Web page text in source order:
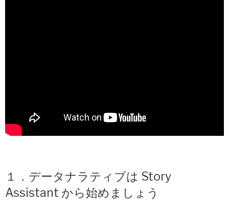
１．データナラティブは Story
Assistant から始めましょう